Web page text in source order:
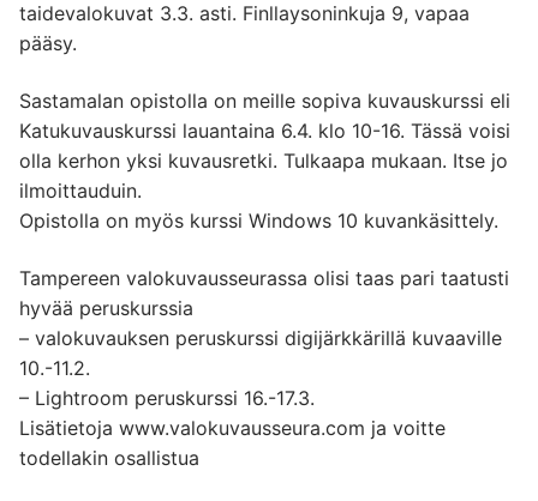
taidevalokuvat 3.3. asti. Finllaysoninkuja 9, vapaa
pääsy.
Sastamalan opistolla on meille sopiva kuvauskurssi eli
Katukuvauskurssi lauantaina 6.4. klo 10-16. Tässä voisi
olla kerhon yksi kuvausretki. Tulkaapa mukaan. Itse jo
ilmoittauduin.
Opistolla on myös kurssi Windows 10 kuvankäsittely.
Tampereen valokuvausseurassa olisi taas pari taatusti
hyvää peruskurssia
– valokuvauksen peruskurssi digijärkkärillä kuvaaville
10.-11.2.
– Lightroom peruskurssi 16.-17.3.
Lisätietoja www.valokuvausseura.com ja voitte
todellakin osallistua